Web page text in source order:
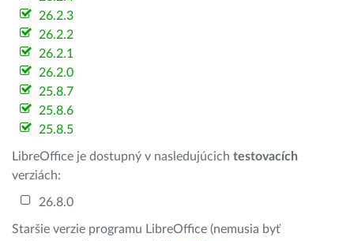
26.2.3
26.2.2
26.2.1
26.2.0
25.8.7
25.8.6
25.8.5
LibreOffice je dostupný v nasledujúcich testovacích
verziách:
26.8.0
Staršie verzie programu LibreOffice (nemusia byť